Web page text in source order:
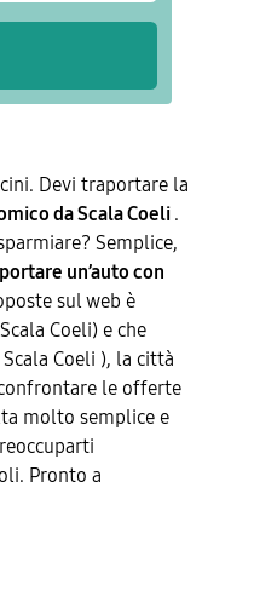
Devi traportare la
da Scala Coeli .
Semplice,
un’auto con
sul web è
Coeli) e che
Coeli ), la città
le offerte
molto semplice e
Pronto a